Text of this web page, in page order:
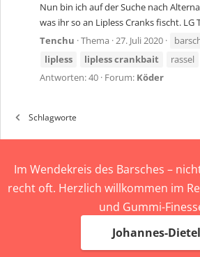
Nun bin ich auf der Suche nach
was ihr so an Lipless Cranks fischt. LG
Tenchu Thema 27. Juli 2020
lipless
liplesscrankbait rassel
Antworten: 40 Forum: Köder
Schlagworte
Im Wendekreis des Barsches –
recht oft. Herzlich willkommen im
und Gummi-
Johannes-Dietel